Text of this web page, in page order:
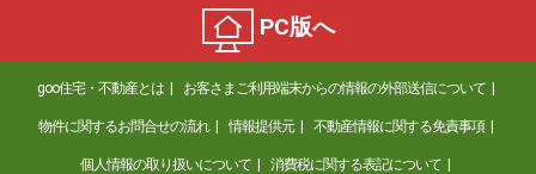
PC版へ
goo住宅・不動産とは お客さまご利用端末からの情報の外部送信について
物件に関するお問合せの流れ 情報提供元 不動産情報に関する免責事項
個人情報の取り扱いについて 消費税に関する表記について